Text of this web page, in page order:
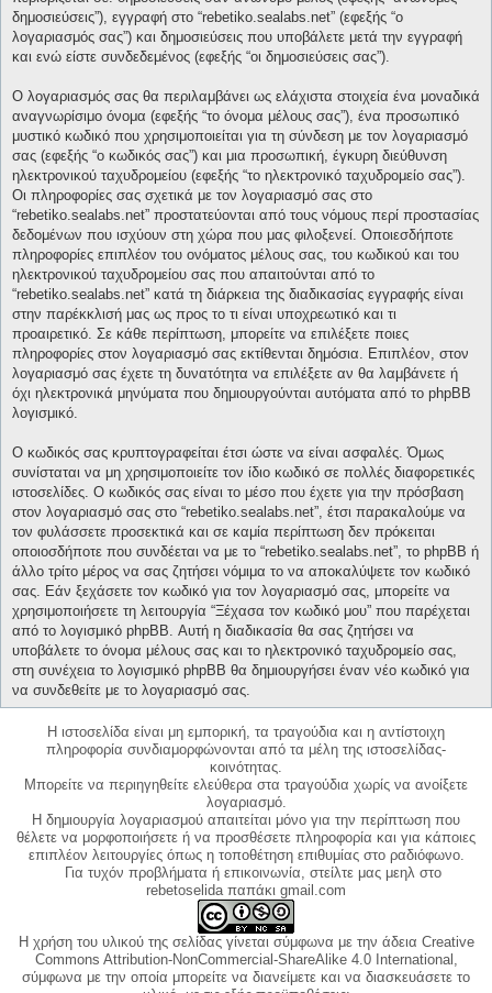
δημοσιεύσεις”), εγγραφή στο “rebetiko.sealabs.net” (εφεξής “ο
λογαριασμός σας”) και δημοσιεύσεις που υποβάλετε μετά την εγγραφή
και ενώ είστε συνδεδεμένος (εφεξής “οι δημοσιεύσεις σας”).
Ο λογαριασμός σας θα περιλαμβάνει ως ελάχιστα στοιχεία ένα μοναδικά
αναγνωρίσιμο όνομα (εφεξής “το όνομα μέλους σας”), ένα προσωπικό
μυστικό κωδικό που χρησιμοποιείται για τη σύνδεση με τον λογαριασμό
σας (εφεξής “ο κωδικός σας”) και μια προσωπική, έγκυρη διεύθυνση
ηλεκτρονικού ταχυδρομείου (εφεξής “το ηλεκτρονικό ταχυδρομείο σας”).
Οι πληροφορίες σας σχετικά με τον λογαριασμό σας στο
“rebetiko.sealabs.net” προστατεύονται από τους νόμους περί προστασίας
δεδομένων που ισχύουν στη χώρα που μας φιλοξενεί. Οποιεσδήποτε
πληροφορίες επιπλέον του ονόματος μέλους σας, του κωδικού και του
ηλεκτρονικού ταχυδρομείου σας που απαιτούνται από το
“rebetiko.sealabs.net” κατά τη διάρκεια της διαδικασίας εγγραφής είναι
στην παρέκκλισή μας ως προς το τι είναι υποχρεωτικό και τι
προαιρετικό. Σε κάθε περίπτωση, μπορείτε να επιλέξετε ποιες
πληροφορίες στον λογαριασμό σας εκτίθενται δημόσια. Επιπλέον, στον
λογαριασμό σας έχετε τη δυνατότητα να επιλέξετε αν θα λαμβάνετε ή
όχι ηλεκτρονικά μηνύματα που δημιουργούνται αυτόματα από το phpBB
λογισμικό.
Ο κωδικός σας κρυπτογραφείται έτσι ώστε να είναι ασφαλές. Όμως
συνίσταται να μη χρησιμοποιείτε τον ίδιο κωδικό σε πολλές διαφορετικές
ιστοσελίδες. Ο κωδικός σας είναι το μέσο που έχετε για την πρόσβαση
στον λογαριασμό σας στο “rebetiko.sealabs.net”, έτσι παρακαλούμε να
τον φυλάσσετε προσεκτικά και σε καμία περίπτωση δεν πρόκειται
οποιοσδήποτε που συνδέεται να με το “rebetiko.sealabs.net”, το phpBB ή
άλλο τρίτο μέρος να σας ζητήσει νόμιμα το να αποκαλύψετε τον κωδικό
σας. Εάν ξεχάσετε τον κωδικό για τον λογαριασμό σας, μπορείτε να
χρησιμοποιήσετε τη λειτουργία “Ξέχασα τον κωδικό μου” που παρέχεται
από το λογισμικό phpBB. Αυτή η διαδικασία θα σας ζητήσει να
υποβάλετε το όνομα μέλους σας και το ηλεκτρονικό ταχυδρομείο σας,
στη συνέχεια το λογισμικό phpBB θα δημιουργήσει έναν νέο κωδικό για
να συνδεθείτε με το λογαριασμό σας.
Η ιστοσελίδα είναι μη εμπορική, τα τραγούδια και η αντίστοιχη
πληροφορία συνδιαμορφώνονται από τα μέλη της ιστοσελίδας-
κοινότητας.
Μπορείτε να περιηγηθείτε ελεύθερα στα τραγούδια χωρίς να ανοίξετε
λογαριασμό.
Η δημιουργία λογαριασμού απαιτείται μόνο για την περίπτωση που
θέλετε να μορφοποιήσετε ή να προσθέσετε πληροφορία και για κάποιες
επιπλέον λειτουργίες όπως η τοποθέτηση επιθυμίας στο ραδιόφωνο.
Για τυχόν προβλήματα ή επικοινωνία, στείλτε μας μεηλ στο
rebetoselida παπάκι gmail.com
Η χρήση του υλικού της σελίδας γίνεται σύμφωνα με την άδεια Creative
Commons Attribution-NonCommercial-ShareAlike 4.0 International,
σύμφωνα με την οποία μπορείτε να διανείμετε και να διασκευάσετε το